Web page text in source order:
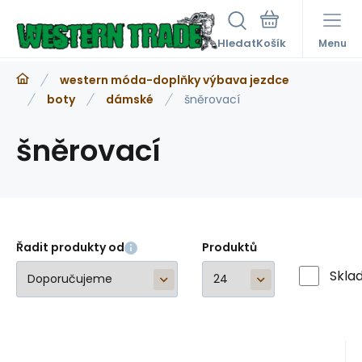
Hledat Menu
western móda-doplňky výbava jezdce
boty
dámské šněrovací
šněrovací
Řadit produkty od Produktů